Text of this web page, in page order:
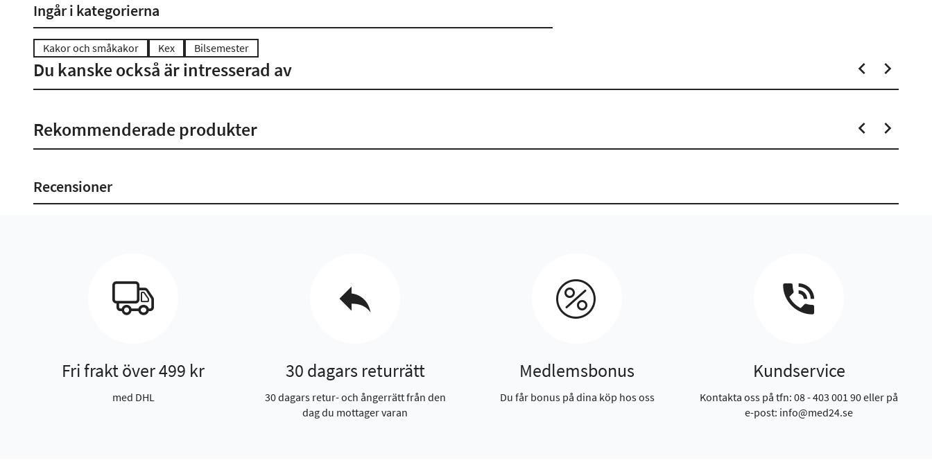
Ingår i kategorierna
Kakor och småkakor Kex Bilsemester
Du kanske också är intresserad av
Rekommenderade produkter
Recensioner
Fri frakt över 499 kr
med DHL
30 dagars returrätt
30 dagars retur- och ångerrätt från den
dag du mottager varan
Medlemsbonus
Du får bonus på dina köp hos oss
Kundservice
Kontakta oss på tfn: 08 - 403 001 90 eller på
e-post: info@med24.se